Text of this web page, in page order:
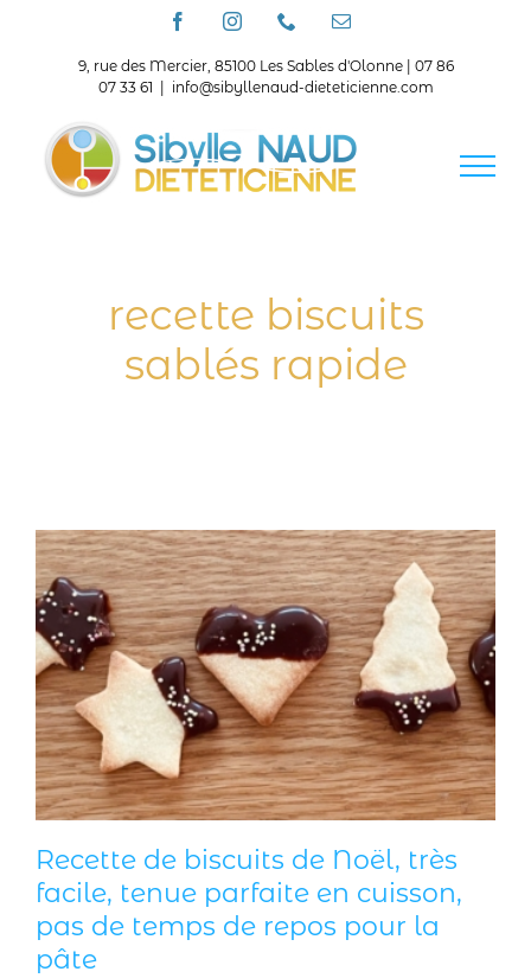
FacebookInstagramTéléphoneEmail
9, rue des Mercier, 85100 Les Sables d'Olonne | 07 86
07 33 61
info@sibyllenaud-dieteticienne.com
recette biscuits
sablés rapide
Recette de biscuits de Noël, très
facile, tenue parfaite en cuisson,
pas de temps de repos pour la
pâte